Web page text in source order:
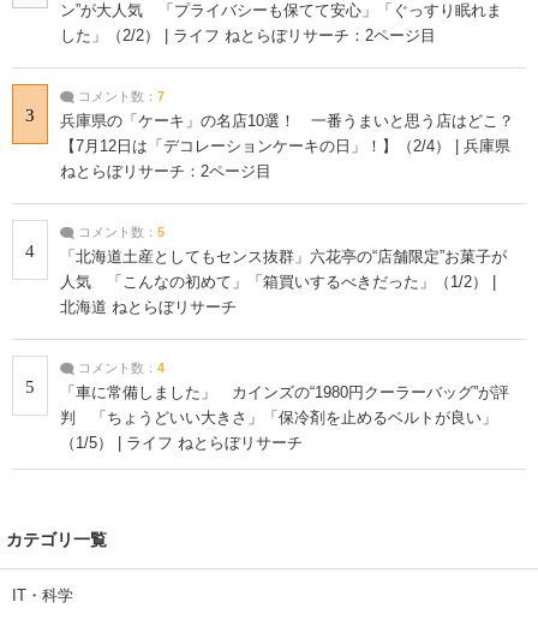
ン”が大人気 「プライバシーも保てて安心」「ぐっすり眠れま
した」（2/2） | ライフ ねとらぼリサーチ：2ページ目
3
コメント数： 7
兵庫県の「ケーキ」の名店10選！ 一番うまいと思う店はどこ？
【7月12日は「デコレーションケーキの日」！】（2/4） | 兵庫県
ねとらぼリサーチ：2ページ目
4
コメント数： 5
「北海道土産としてもセンス抜群」六花亭の“店舗限定”お菓子が
人気 「こんなの初めて」「箱買いするべきだった」（1/2） |
北海道 ねとらぼリサーチ
5
コメント数： 4
「車に常備しました」 カインズの“1980円クーラーバッグ”が評
判 「ちょうどいい大きさ」「保冷剤を止めるベルトが良い」
（1/5） | ライフ ねとらぼリサーチ
カテゴリ一覧
IT・科学